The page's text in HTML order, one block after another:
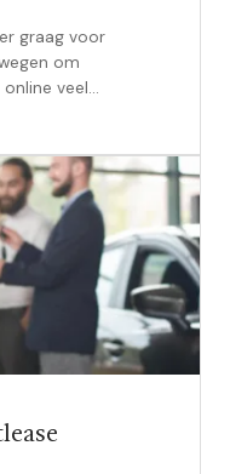
graag voor
om
veel
te worden voor